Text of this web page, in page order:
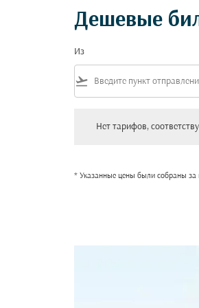
Дешевые
Из
flight_takeoff
Нет тарифов,
* Указанные цены были собраны за